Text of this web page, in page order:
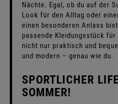
Nächte. Egal, ob du auf der
Look für den Alltag oder
einen besonderen Anlass
passende Kleidungsstück
nicht nur praktisch und
und modern – genau wie du.
SPORTLICHER
SOMMER!